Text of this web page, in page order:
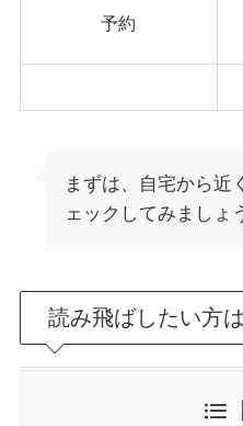
予約
まずは、自宅から近
ェックしてみましょ
読み飛ばしたい方